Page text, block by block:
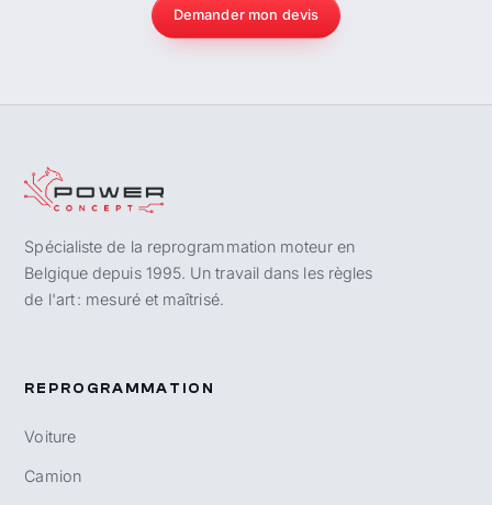
Demander mon devis
Spécialiste de la reprogrammation moteur en
Belgique depuis 1995. Un travail dans les règles
de l'art : mesuré et maîtrisé.
REPROGRAMMATION
Voiture
Camion